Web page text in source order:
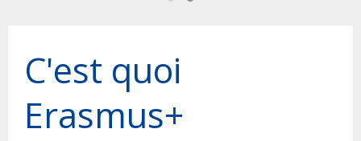
KA2 Action: Erasmus Mundus Joint Master Degrees
(EMJM)/Erasmus Mundus Design Measures (EMDM)
KA2 Action: Capacity Building in the field of Higher
Recommandations Cluster Meeting Impact CBHE
2015-2021
Actualités
Contact
Points de Contacts
C'est quoi
Erasmus+